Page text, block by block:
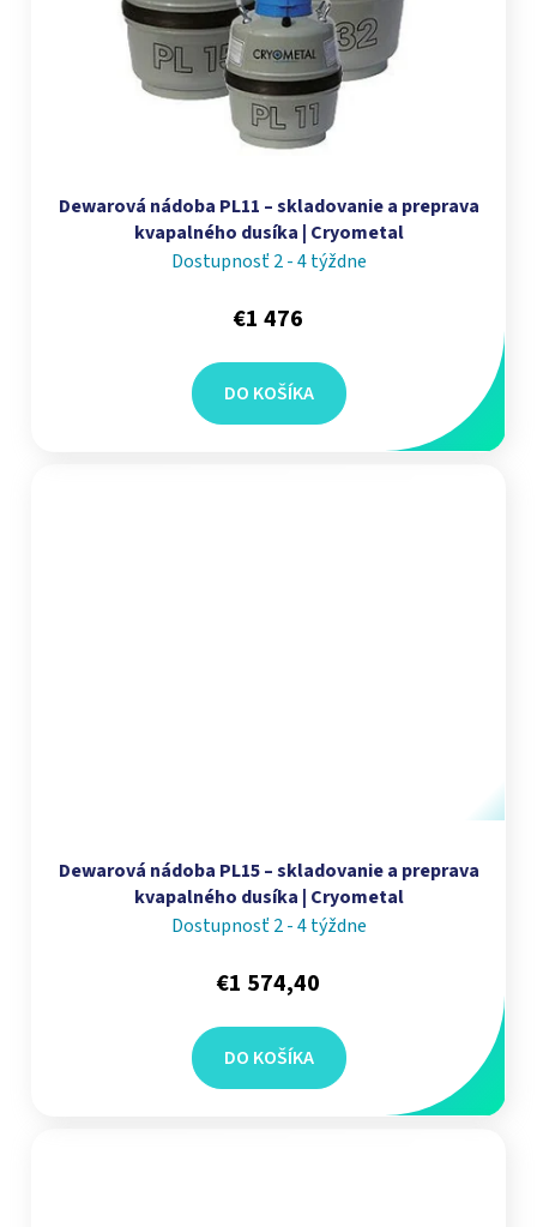
Dewarová nádoba PL11 – skladovanie a preprava
kvapalného dusíka | Cryometal
Dostupnosť 2 - 4 týždne
€1 476
DO KOŠÍKA
Dewarová nádoba PL15 – skladovanie a preprava
kvapalného dusíka | Cryometal
Dostupnosť 2 - 4 týždne
€1 574,40
DO KOŠÍKA